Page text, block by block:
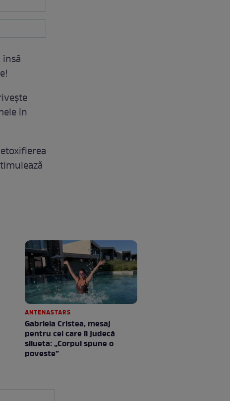
în
ANTENASTARS
Gabriela Cristea, mesaj
pentru cei care îi judecă
silueta: „Corpul spune o
poveste”